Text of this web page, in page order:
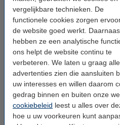
vergelijkbare technieken. De
functionele cookies zorgen
de website goed werkt.
hebben ze een analytische
ons helpt de website continu te
verbeteren. We laten u graag
advertenties zien die aansluiten
uw interesses en willen daarom
gedrag binnen en buiten onze
cookiebeleid leest u alles over
hoe u uw voorkeuren kunt
123inkt kopieerpapier 1 doos
van 2500 vellen A4 - 80 g/m²
€ 33,50 Incl. 21% btw